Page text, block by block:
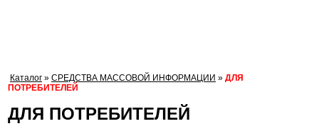
Каталог » СРЕДСТВА МАССОВОЙ ИНФОРМАЦИИ » ДЛЯ
ПОТРЕБИТЕЛЕЙ
ДЛЯ ПОТРЕБИТЕЛЕЙ